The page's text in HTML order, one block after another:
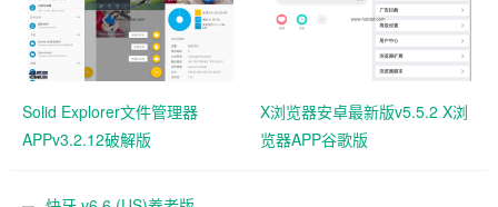
Solid Explorer文件管理器
APPv3.2.12破解版
X浏览器安卓最新版v5.5.2 X浏
览器APP谷歌版